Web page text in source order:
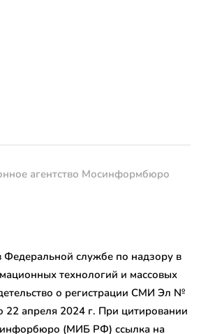
агентство Мосинформбюро
Федеральной службе по надзору в
технологий и массовых
о регистрации СМИ Эл №
апреля 2024 г. При цитировании
(МИБ РФ) ссылка на